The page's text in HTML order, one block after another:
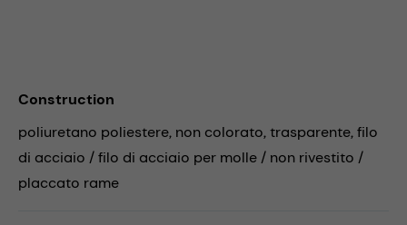
Construction
poliuretano poliestere, non colorato, trasparente, filo
di acciaio / filo di acciaio per molle / non rivestito /
placcato rame